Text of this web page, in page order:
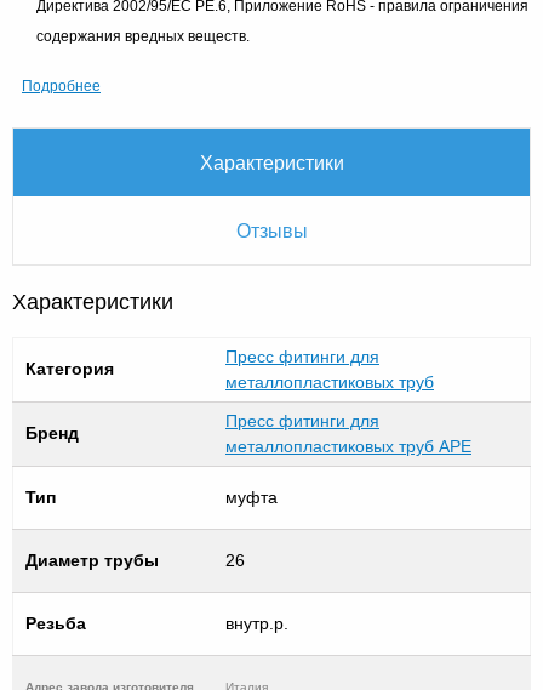
Директива 2002/95/EC PE.6, Приложение RoHS - правила ограничения
содержания вредных веществ.
Подробнее
Характеристики
Отзывы
Характеристики
Категория
Пресс фитинги для
металлопластиковых труб
Бренд
Пресс фитинги для
металлопластиковых труб APE
Тип муфта
Диаметр трубы 26
Резьба внутр.р.
Адрес завода изготовителя Италия